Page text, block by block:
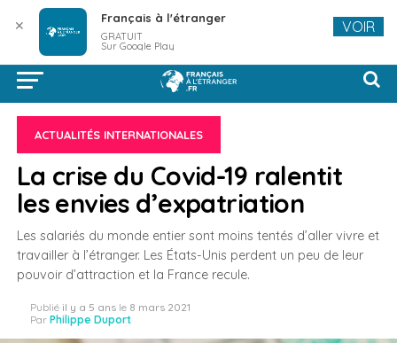
ACTUALITÉS INTERNATIONALES
La crise du Covid-19 ralentit
les envies d’expatriation
Les salariés du monde entier sont moins tentés d’aller vivre et
travailler à l’étranger. Les États-Unis perdent un peu de leur
pouvoir d’attraction et la France recule.
Publié il y a 5 ans le 8 mars 2021
Par Philippe Duport
✕ Français à l'étranger
GRATUIT
Sur Google Play
VOIR